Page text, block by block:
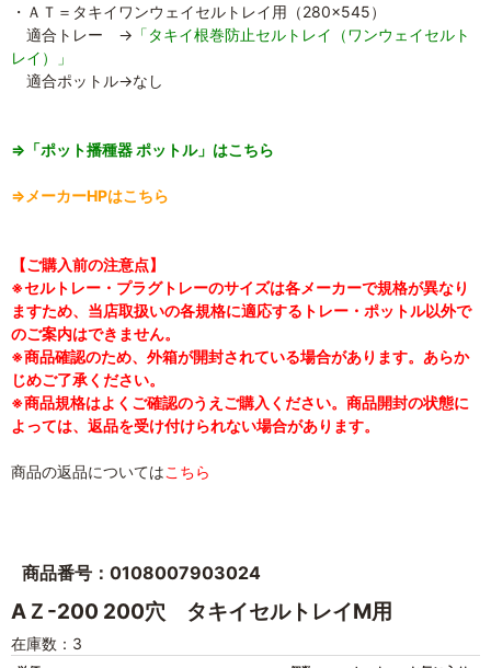
・ＡＴ＝タキイワンウェイセルトレイ用（280×545）
適合トレー → 「タキイ根巻防止セルトレイ（ワンウェイセルト
レイ）」
適合ポットル→なし
⇒「ポット播種器 ポットル」はこちら
⇒メーカーHPはこちら
【ご購入前の注意点】
※セルトレー・プラグトレーのサイズは各メーカーで規格が異なり
ますため、当店取扱いの各規格に適応するトレー・ポットル以外で
のご案内はできません。
※商品確認のため、外箱が開封されている場合があります。あらか
じめご了承ください。
※商品規格はよくご確認のうえご購入ください。商品開封の状態に
よっては、返品を受け付けられない場合があります。
商品の返品についてはこちら
商品番号：0108007903024
AＺ-200 200穴 タキイセルトレイM用
在庫数：3